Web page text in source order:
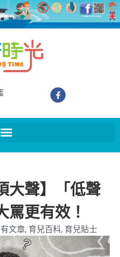
大聲】「低聲
罵更有效！
文章, 育兒百科, 育兒貼士